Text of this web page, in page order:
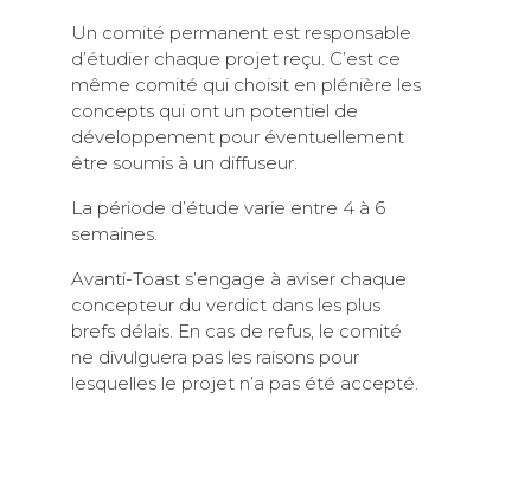
Un comité permanent est responsable
d’étudier chaque projet reçu. C’est ce
même comité qui choisit en plénière les
concepts qui ont un potentiel de
développement pour éventuellement
être soumis à un diffuseur.
La période d’étude varie entre 4 à 6
semaines.
Avanti-Toast s’engage à aviser chaque
concepteur du verdict dans les plus
brefs délais. En cas de refus, le comité
ne divulguera pas les raisons pour
lesquelles le projet n’a pas été accepté.